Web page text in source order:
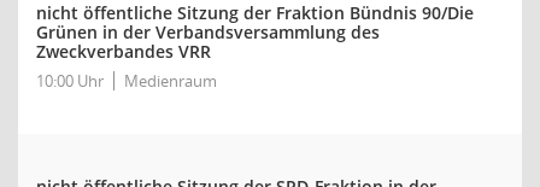
nicht öffentliche Sitzung der Fraktion Bündnis 90/Die
Grünen in der Verbandsversammlung des
Zweckverbandes VRR
10:00 Uhr Medienraum